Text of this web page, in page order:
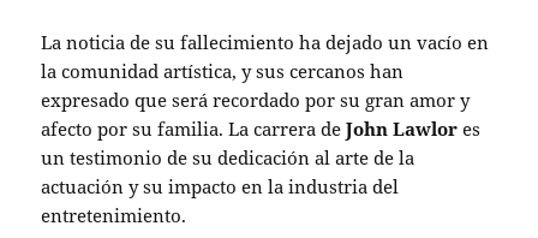
La noticia de su fallecimiento ha dejado un vacío en
la comunidad artística, y sus cercanos han
expresado que será recordado por su gran amor y
afecto por su familia. La carrera deJohn Lawlor es
un testimonio de su dedicación al arte de la
actuación y su impacto en la industria del
entretenimiento.